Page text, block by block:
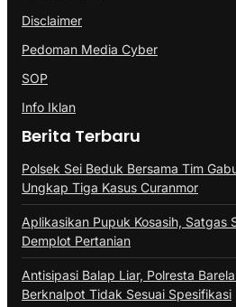
Disclaimer
Pedoman Media Cyber
SOP
Info Iklan
Berita Terbaru
Polsek Sei Beduk Bersama Tim
Ungkap Tiga Kasus Curanmor
Aplikasikan Pupuk Kosasih, Satgas
Demplot Pertanian
Antisipasi Balap Liar, Polresta
Berknalpot Tidak Sesuai Spesifikasi